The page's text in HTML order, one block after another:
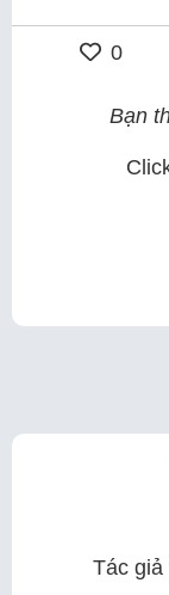
0
Bạn
Tác giả